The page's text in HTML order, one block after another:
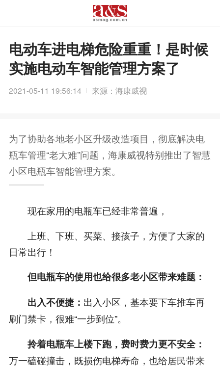
电动车进电梯危险重重！是时候
实施电动车智能管理方案了
2021-05-11 19:56:14 来源：海康威视
为了协助各地老小区升级改造项目，彻底解决电
瓶车管理“老大难”问题，海康威视特别推出了智慧
小区电瓶车智能管理方案。
现在家用的电瓶车已经非常普遍，
上班、下班、买菜、接孩子，方便了大家的
日常出行！
但电瓶车的使用也给很多老小区带来难题：
出入不便捷： 出入小区，基本要下车推车再
刷门禁卡，很难“一步到位”。
拎着电瓶车上楼下跑，费时费力更不安全：
万一磕碰撞击，既损伤电梯寿命，也给居民带来